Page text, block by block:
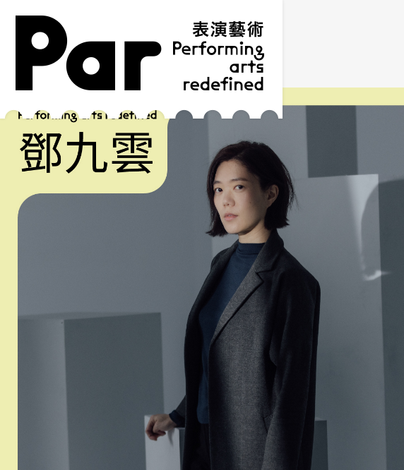
跳到主要內容區塊
網站導覽